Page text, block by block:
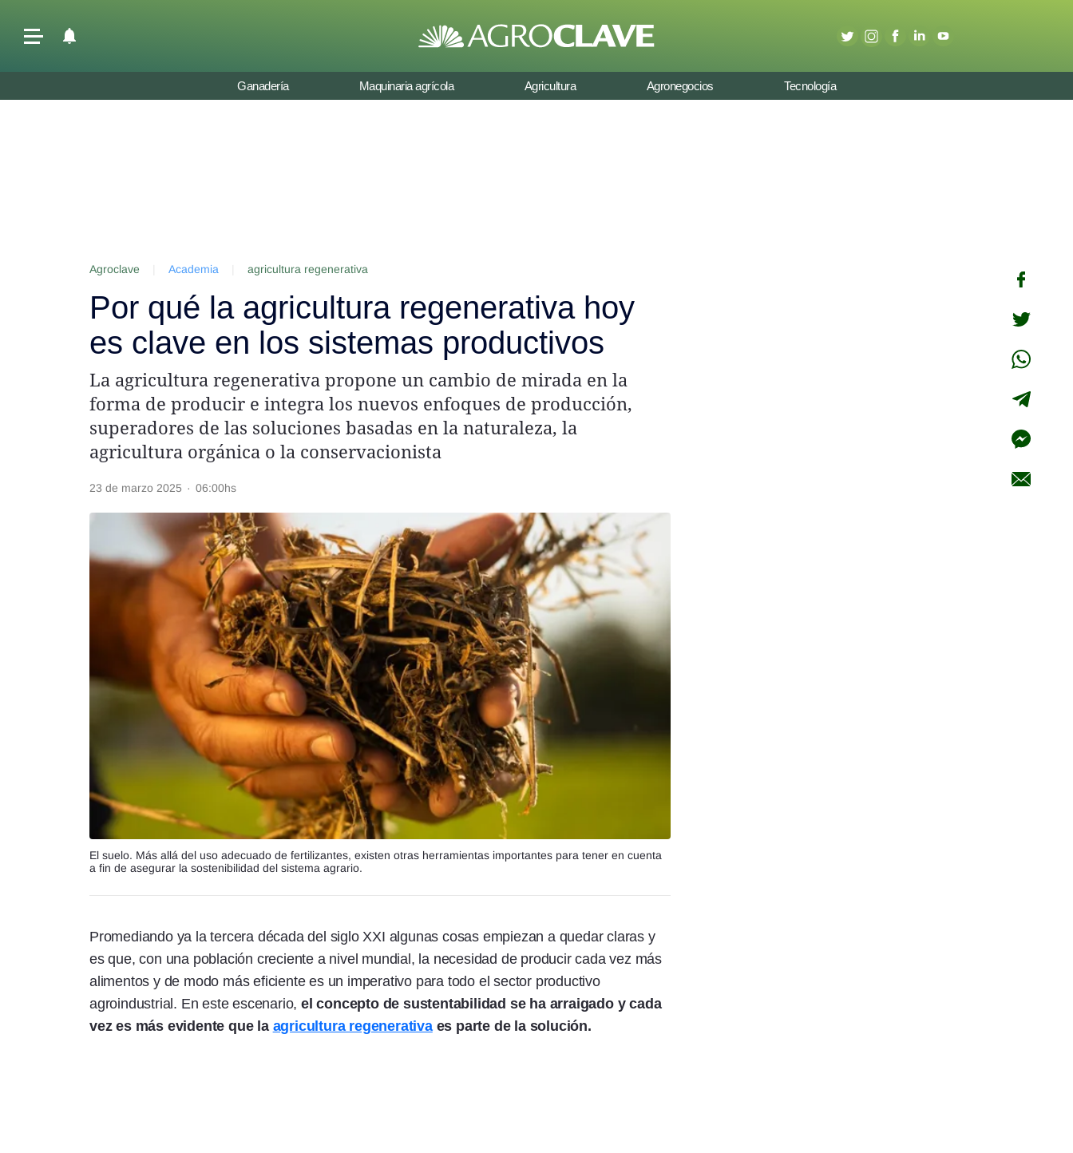
Ganadería Maquinaria agrícola Agricultura Agronegocios Tecnología
Agroclave Academia agricultura regenerativa
Por qué la agricultura regenerativa hoy
es clave en los sistemas productivos
La agricultura regenerativa propone un cambio de mirada en la
forma de producir e integra los nuevos enfoques de producción,
superadores de las soluciones basadas en la naturaleza, la
agricultura orgánica o la conservacionista
23 de marzo 2025 · 06:00hs
El suelo. Más allá del uso adecuado de fertilizantes, existen otras herramientas importantes para tener en cuenta
a fin de asegurar la sostenibilidad del sistema agrario.
Promediando ya la tercera década del siglo XXI algunas cosas empiezan a quedar claras y
es que, con una población creciente a nivel mundial, la necesidad de producir cada vez más
alimentos y de modo más eficiente es un imperativo para todo el sector productivo
agroindustrial. En este escenario,el concepto de sustentabilidad se ha arraigado y cada
vez es más evidente que la agricultura regenerativaes parte de la solución.